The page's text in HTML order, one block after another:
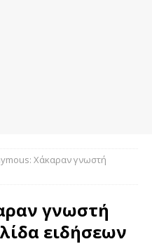
Χάκαραν γνωστή
γνωστή
ειδήσεων